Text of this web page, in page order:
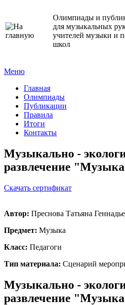
Олимпиады и
для музыкальных
учителей музыки и
школ
Меню
Главная
Олимпиады
Публикации
Правила
Итоги
Контакты
Музыкально -
развлечение
Cкачать сертификат
Автор: Преснова Татьяна
Предмет: Музыка
Класс: Педагоги
Тип материала: Сценарий
Музыкально -
развлечение